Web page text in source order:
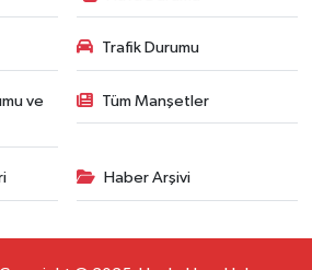
Trafik Durumu
ve
Tüm Manşetler
Haber Arşivi